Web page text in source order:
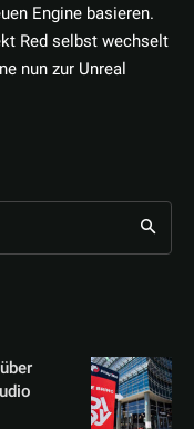
Engine basieren.
Red selbst wechselt
nun zur Unreal